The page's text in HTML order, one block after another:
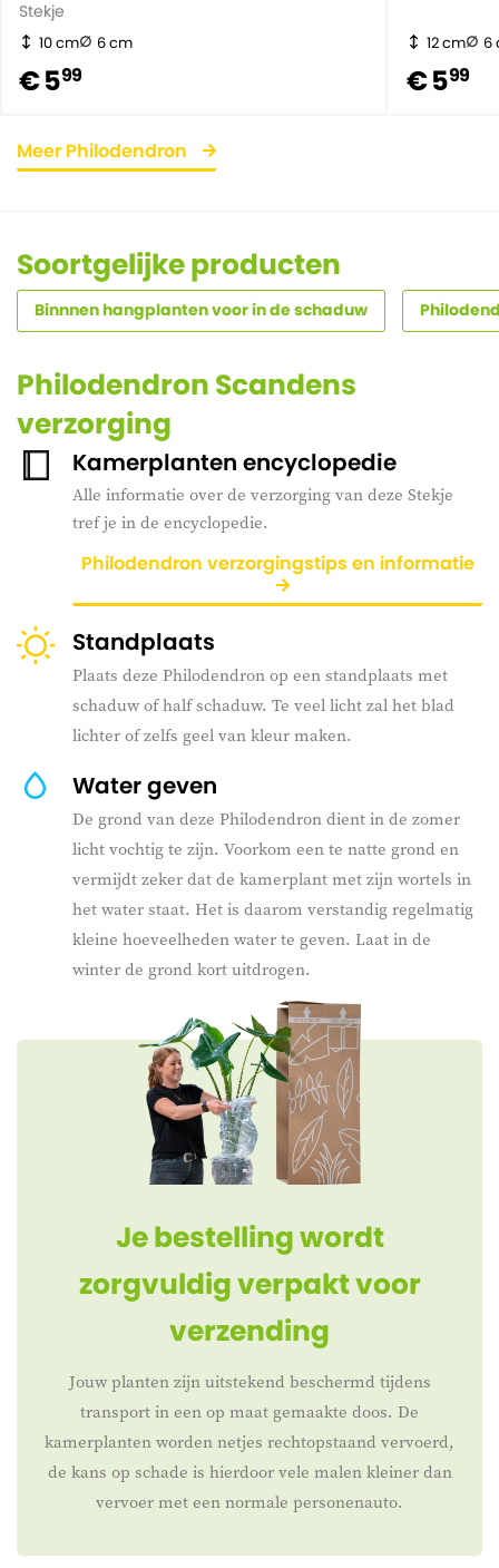
Stekje
10 cm 6 cm
€ 599
12 cm 6
€ 599
Meer Philodendron
Soortgelijke producten
Binnnen hangplanten voor in de schaduw
Philodendron Scandens
verzorging
Kamerplanten encyclopedie
Alle informatie over de verzorging van deze Stekje
tref je in de encyclopedie.
Philodendron verzorgingstips en informatie
Standplaats
Plaats deze Philodendron op een standplaats met
schaduw of half schaduw. Te veel licht zal het blad
lichter of zelfs geel van kleur maken.
Water geven
De grond van deze Philodendron dient in de zomer
licht vochtig te zijn. Voorkom een te natte grond en
vermijdt zeker dat de kamerplant met zijn wortels in
het water staat. Het is daarom verstandig regelmatig
kleine hoeveelheden water te geven. Laat in de
winter de grond kort uitdrogen.
Je bestelling wordt
zorgvuldig verpakt voor
verzending
Jouw planten zijn uitstekend beschermd tijdens
transport in een op maat gemaakte doos. De
kamerplanten worden netjes rechtopstaand vervoerd,
de kans op schade is hierdoor vele malen kleiner dan
vervoer met een normale personenauto.